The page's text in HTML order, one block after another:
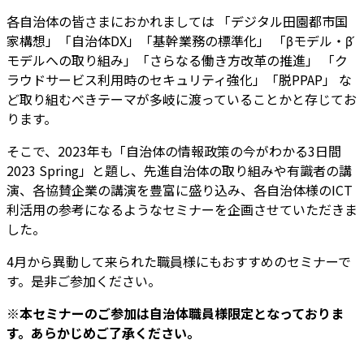
各自治体の皆さまにおかれましては 「デジタル田園都市国
家構想」「自治体DX」「基幹業務の標準化」 「βモデル・β ́
モデルへの取り組み」「さらなる働き方改革の推進」 「ク
ラウドサービス利用時のセキュリティ強化」「脱PPAP」 な
ど取り組むべきテーマが多岐に渡っていることかと存じてお
ります。
そこで、2023年も「自治体の情報政策の今がわかる3日間
2023 Spring」と題し、先進自治体の取り組みや有識者の講
演、各協賛企業の講演を豊富に盛り込み、各自治体様のICT
利活用の参考になるようなセミナーを企画させていただきま
した。
4月から異動して来られた職員様にもおすすめのセミナーで
す。是非ご参加ください。
※本セミナーのご参加は自治体職員様限定となっておりま
す。あらかじめご了承ください。